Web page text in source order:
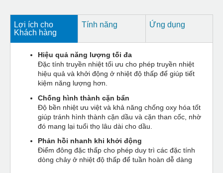
Lợi ích cho
Khách hàng
Tính năng Ứng dụng
Hiệu quả năng lượng tối đa
Đặc tính truyền nhiệt tối ưu cho phép truyền nhiệt
hiệu quả và khởi động ở nhiệt độ thấp để giúp tiết
kiệm năng lượng hơn.
Chống hình thành cặn bẩn
Độ bền nhiệt ưu việt và khả năng chống oxy hóa tốt
giúp tránh hình thành cặn dầu và cặn than cốc, nhờ
đó mang lại tuổi thọ lâu dài cho dầu.
Phản hồi nhanh khi khởi động
Điểm đông đặc thấp cho phép duy trì các đặc tính
dòng chảy ở nhiệt độ thấp để tuần hoàn dễ dàng